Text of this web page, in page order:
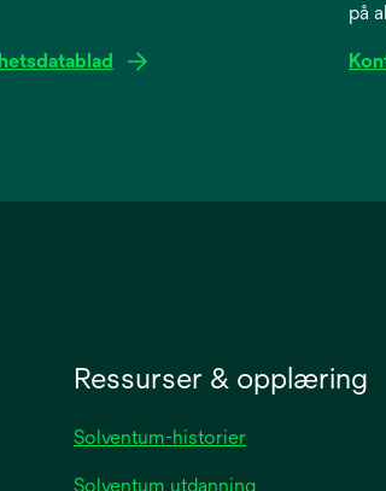
på
Ressurser & opplæring
Solventum-historier
Solventum utdanning